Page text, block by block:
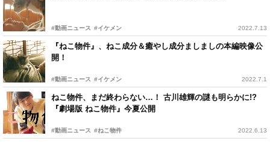
#動画ニュース #イケメン 2022.7.13
『ねこ物件』、ねこ成分＆癒やし成分ましましの本編映像公
開！
#動画ニュース #イケメン 2022.7.1
ねこ物件、まだ終わらない…！ 古川雄輝の謎も明らかに!?
『劇場版 ねこ物件』今夏公開
#動画ニュース #ねこ物件 2022.6.13